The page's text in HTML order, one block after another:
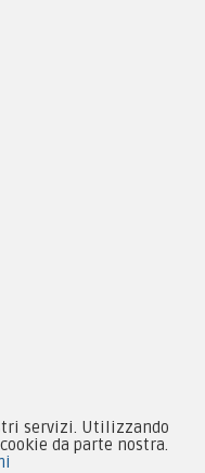
servizi. Utilizzando
da parte nostra.